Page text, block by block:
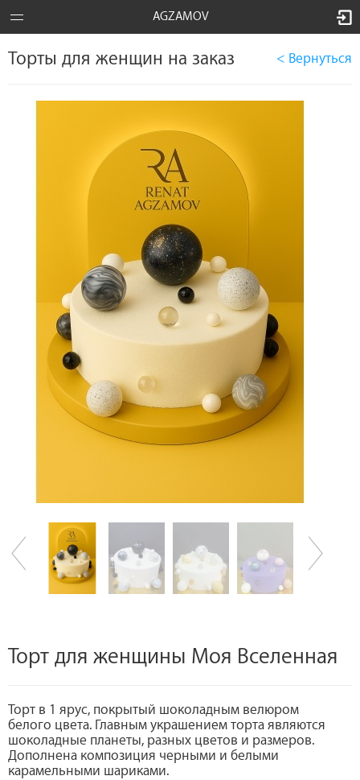
AGZAMOV
Торты для женщин на заказ < Вернуться
Торт для женщины Моя Вселенная
Торт в 1 ярус, покрытый шоколадным велюром
белого цвета. Главным украшением торта являются
шоколадные планеты, разных цветов и размеров.
Дополнена композиция черными и белыми
карамельными шариками.